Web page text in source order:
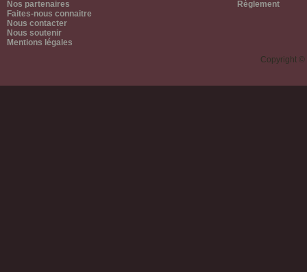
Nos partenaires
Faites-nous connaitre
Nous contacter
Nous soutenir
Mentions légales
Règlement
Copyright ©